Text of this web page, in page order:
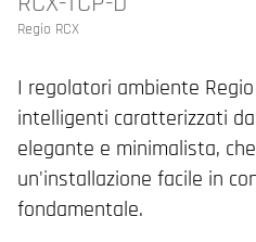
Regio RCX
I regolatori ambiente
intelligenti caratterizzati
elegante e minimalista,
un'installazione facile in
fondamentale.